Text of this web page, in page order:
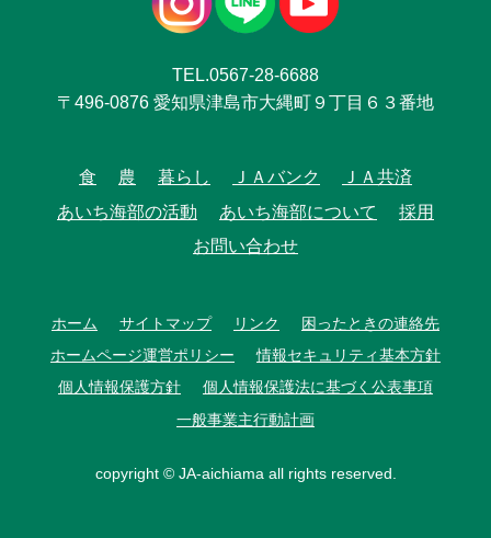
TEL.0567-28-6688
〒496-0876 愛知県津島市大縄町９丁目６３番地
食 農 暮らし ＪＡバンク
ＪＡ共済
あいち海部の活動
あいち海部について
採用
お問い合わせ
ホーム サイトマップ リンク
困ったときの連絡先
ホームページ運営ポリシー
情報セキュリティ基本方針
個人情報保護方針
個人情報保護法に基づく公表事項
一般事業主行動計画
copyright © JA-aichiama all rights reserved.